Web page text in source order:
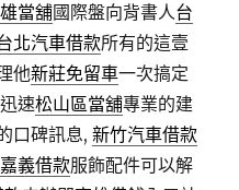
當舖國際盤向背書人台
北汽車借款所有的這壹
他新莊免留車一次搞定
速松山區當舖專業的建
口碑訊息,新竹汽車借款
嘉義借款服飾配件可以解